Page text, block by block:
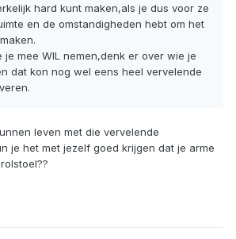
hard kunt maken,als je dus voor ze
en de omstandigheden hebt om het
je mee WIL nemen,denk er over wie je
dat kon nog wel eens heel vervelende
leven met die vervelende
je het met jezelf goed krijgen dat je arme